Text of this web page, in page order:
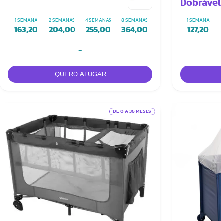
1 SEMANA
163,20
2 SEMANAS
204,00
4 SEMANAS
255,00
8 SEMANAS
364,00
-
Extra
1 SEMANA
127,20
DE 0 A 36 MESES